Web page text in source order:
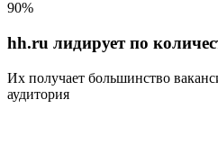
90%
hh.ru лидирует по
Их получает большинство
аудитория